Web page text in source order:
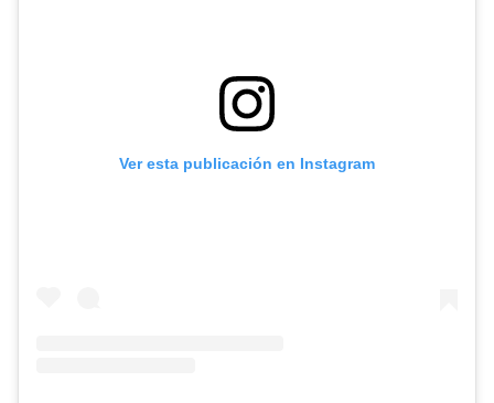
Ver esta publicación en Instagram